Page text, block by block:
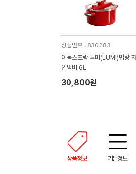
상품번호 : 830283
이녹스프랑 루미(LUMI)법랑 저
압냄비 6L
30,800원
상품정보 기본정보